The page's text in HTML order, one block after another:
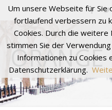
ORANGE
Um unsere Webseite für Sie
fortlaufend verbessern zu
Cookies. Durch die
stimmen Sie der
Informationen zu Cookies
Datenschutzerklärung.